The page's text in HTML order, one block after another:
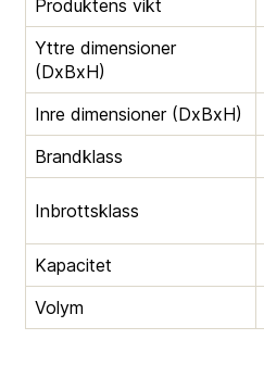
Produktens vikt
Yttre dimensioner
(DxBxH)
Inre dimensioner (DxBxH)
Brandklass
Inbrottsklass
Kapacitet
Volym